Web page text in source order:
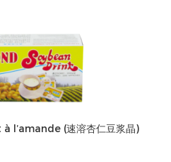
l’amande (速溶杏仁豆浆晶)